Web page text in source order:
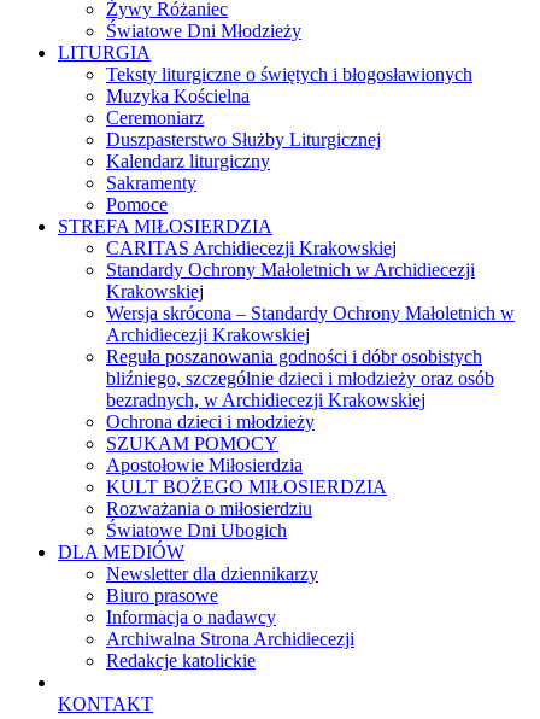
Żywy Różaniec
Światowe Dni Młodzieży
LITURGIA
Teksty liturgiczne o świętych i błogosławionych
Muzyka Kościelna
Ceremoniarz
Duszpasterstwo Służby Liturgicznej
Kalendarz liturgiczny
Sakramenty
Pomoce
STREFA MIŁOSIERDZIA
CARITAS Archidiecezji Krakowskiej
Standardy Ochrony Małoletnich w Archidiecezji
Krakowskiej
Wersja skrócona – Standardy Ochrony Małoletnich w
Archidiecezji Krakowskiej
Reguła poszanowania godności i dóbr osobistych
bliźniego, szczególnie dzieci i młodzieży oraz osób
bezradnych, w Archidiecezji Krakowskiej
Ochrona dzieci i młodzieży
SZUKAM POMOCY
Apostołowie Miłosierdzia
KULT BOŻEGO MIŁOSIERDZIA
Rozważania o miłosierdziu
Światowe Dni Ubogich
DLA MEDIÓW
Newsletter dla dziennikarzy
Biuro prasowe
Informacja o nadawcy
Archiwalna Strona Archidiecezji
Redakcje katolickie
KONTAKT